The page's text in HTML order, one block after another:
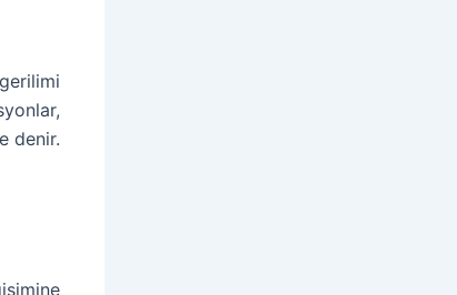
denir.